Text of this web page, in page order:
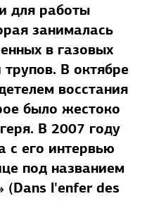
для работы
занималась
в газовых
В октябре
восстания
было жестоко
В 2007 году
его интервью
под названием
(Dans l'еnfer des